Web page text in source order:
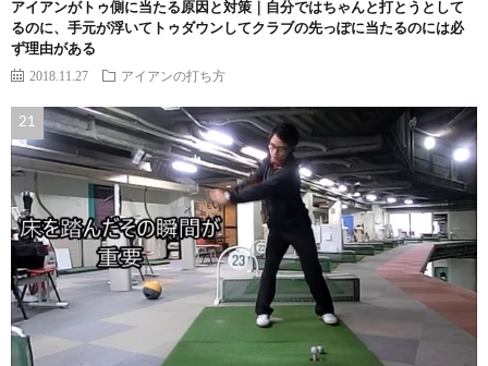
アイアンがトゥ側に当たる原因と対策｜自分ではちゃんと打とうとして
るのに、手元が浮いてトゥダウンしてクラブの先っぽに当たるのには必
ず理由がある
2018.11.27 アイアンの打ち方